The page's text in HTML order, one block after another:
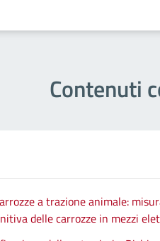
Contenuti
a trazione animale:
delle carrozze in mezzi